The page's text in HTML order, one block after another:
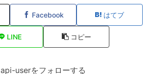
Facebook はてブ
LINE コピー
api-userをフォローする